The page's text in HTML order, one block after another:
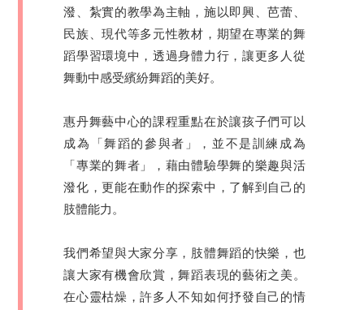
潑、紮實的教學為主軸，施以即興、芭蕾、
民族、現代等多元性教材，期望在專業的舞
蹈學習環境中，透過身體力行，讓更多人從
舞動中感受繽紛舞蹈的美好。
惠丹舞藝中心的課程重點在於讓孩子們可以
成為「舞蹈的參與者」，並不是訓練成為
「專業的舞者」，藉由體驗學舞的樂趣與活
潑化，更能在動作的探索中，了解到自己的
肢體能力。
我們希望與大家分享，肢體舞蹈的快樂，也
讓大家有機會欣賞，舞蹈表現的藝術之美。
在心靈枯燥，許多人不知如何抒發自己的情